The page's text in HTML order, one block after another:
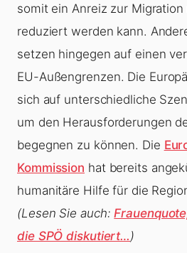
somit ein Anreiz zur Migration
reduziert werden kann.
setzen hingegen auf einen
EU-Außengrenzen. Die
sich auf unterschiedliche
um den Herausforderungen
begegnen zu können. Die
Kommission hat bereits
humanitäre Hilfe für die
(Lesen Sie auch:
die SPÖ diskutiert… )